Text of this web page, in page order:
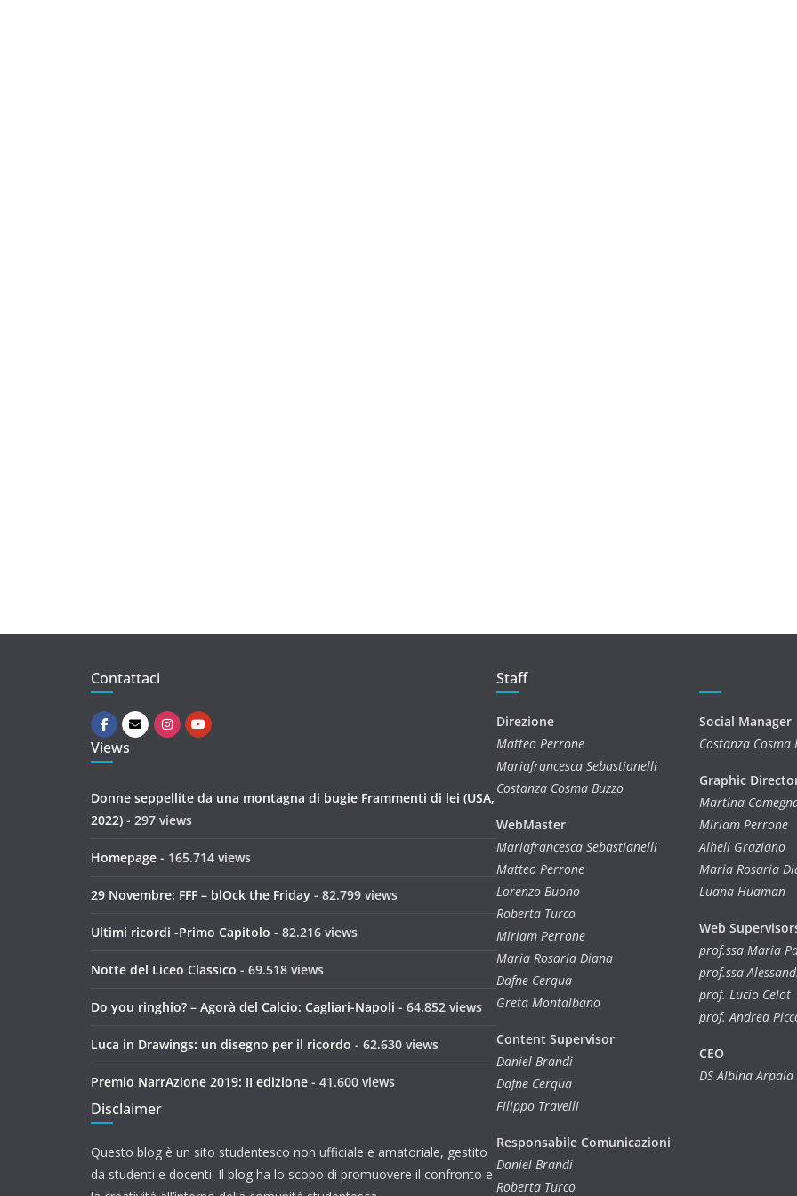
Contattaci
Views
Donne seppellite da una montagna di bugie Frammenti di lei (USA,
2022) - 297 views
Homepage - 165.714 views
29 Novembre: FFF – blOck the Friday - 82.799 views
Ultimi ricordi -Primo Capitolo - 82.216 views
Notte del Liceo Classico - 69.518 views
Do you ringhio? – Agorà del Calcio: Cagliari-Napoli - 64.852 views
Luca in Drawings: un disegno per il ricordo - 62.630 views
Premio NarrAzione 2019: II edizione - 41.600 views
Disclaimer
Questo blog è un sito studentesco non ufficiale e amatoriale, gestito
da studenti e docenti. Il blog ha lo scopo di promuovere il confronto e
Staff
Direzione
Matteo Perrone
Mariafrancesca Sebastianelli
Costanza Cosma Buzzo
WebMaster
Mariafrancesca Sebastianelli
Matteo Perrone
Lorenzo Buono
Roberta Turco
Miriam Perrone
Maria Rosaria Diana
Dafne Cerqua
Greta Montalbano
Content Supervisor
Daniel Brandi
Dafne Cerqua
Filippo Travelli
Responsabile Comunicazioni
Daniel Brandi
Roberta Turco
Social Manager
Costanza Cosma
Graphic
Martina
Miriam Perrone
Alheli Graziano
Maria Rosaria
Luana Huaman
Web
prof.ssa Maria
prof.ssa
prof. Lucio Celot
prof. Andrea
CEO
DS Albina Arpaia